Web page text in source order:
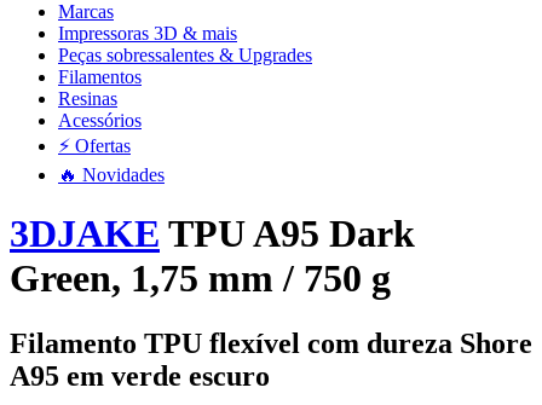
Marcas
Impressoras 3D & mais
Peças sobressalentes & Upgrades
Filamentos
Resinas
Acessórios
⚡ Ofertas
🔥 Novidades
3DJAKE TPU A95 Dark
Green, 1,75 mm / 750 g
Filamento TPU flexível com dureza Shore
A95 em verde escuro